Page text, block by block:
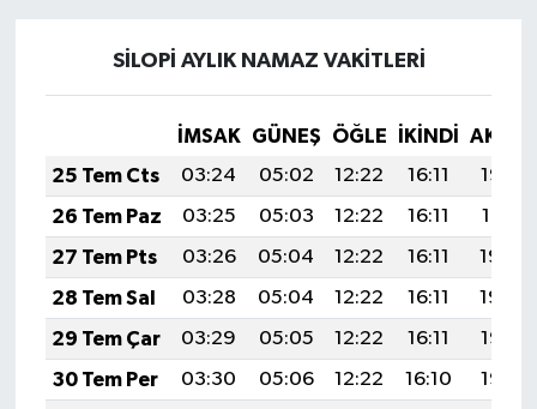
SİLOPİ AYLIK NAMAZ VAKITLERI
İMSAK GÜNEŞ ÖĞLE İKINDI
25 Tem Cts
03:24 05:02 12:22 16:11
19:32
26 Tem Paz
03:25 05:03 12:22 16:11
19:31
27 Tem Pts
03:26 05:04 12:22 16:11
19:30
28 Tem Sal
03:28 05:04 12:22 16:11
19:29
29 Tem Çar
03:29 05:05 12:22 16:11
19:28
30 Tem Per
03:30 05:06 12:22 16:10
19:27